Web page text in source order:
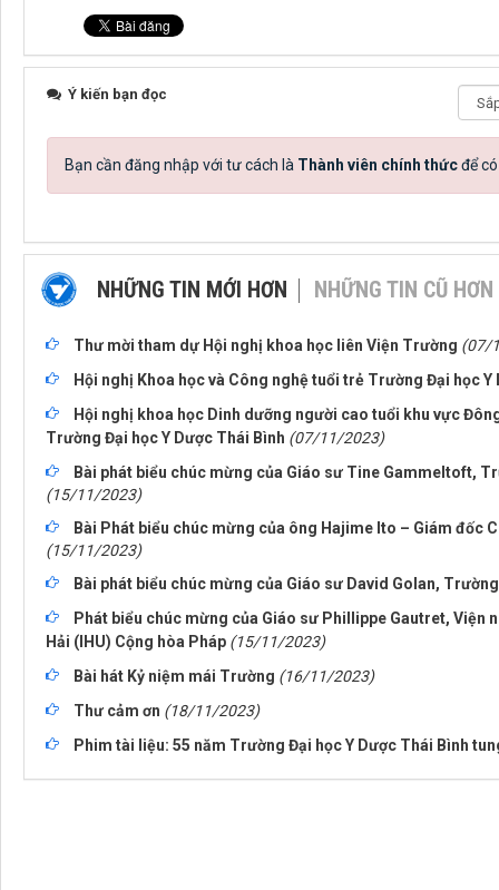
Ý kiến bạn đọc
Bạn cần đăng nhập với tư cách là Thành viên chính thứcđể
NHỮNG TIN MỚI HƠN NHỮNG TIN CŨ HƠN
Thư mời tham dự Hội nghị khoa học liên Viện Trường (07/
Hội nghị Khoa học và Công nghệ tuổi trẻ Trường Đại học
Hội nghị khoa học Dinh dưỡng người cao tuổi khu vực
Trường Đại học Y Dược Thái Bình (07/11/2023)
Bài phát biểu chúc mừng của Giáo sư Tine Gammeltoft,
(15/11/2023)
Bài Phát biểu chúc mừng của ông Hajime Ito – Giám đốc
(15/11/2023)
Bài phát biểu chúc mừng của Giáo sư David Golan,
Phát biểu chúc mừng của Giáo sư Phillippe Gautret, Viện
Hải (IHU) Cộng hòa Pháp (15/11/2023)
Bài hát Kỷ niệm mái Trường (16/11/2023)
Thư cảm ơn (18/11/2023)
Phim tài liệu: 55 năm Trường Đại học Y Dược Thái Bình